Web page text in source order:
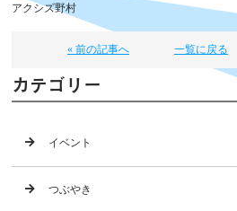
アクシズ野村
« 前の記事へ 一覧に戻る
カテゴリー
イベント
つぶやき